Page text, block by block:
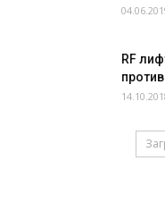
RF